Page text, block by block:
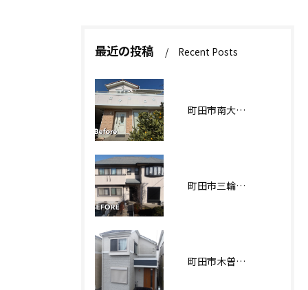
最近の投稿 Recent Posts
町田市南大谷О様邸 外壁塗装工事
町田市三輪緑山Ｋ様邸 外壁・屋根塗装工事
町田市木曽西Ｉ様邸 外壁塗装工事